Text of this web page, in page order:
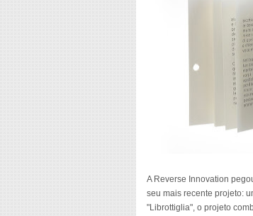
A Reverse Innovation
seu mais recente projeto:
"Librottiglia", o projeto